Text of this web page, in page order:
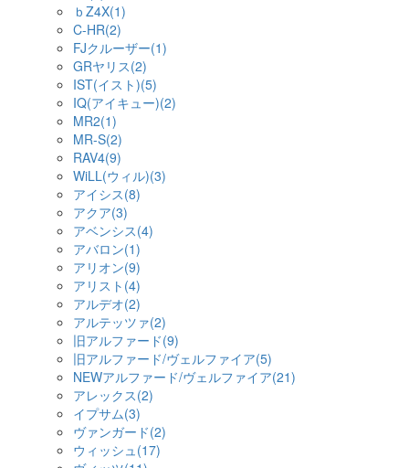
ｂZ4X(1)
C-HR(2)
FJクルーザー(1)
GRヤリス(2)
IST(イスト)(5)
IQ(アイキュー)(2)
MR2(1)
MR-S(2)
RAV4(9)
WiLL(ウィル)(3)
アイシス(8)
アクア(3)
アベンシス(4)
アバロン(1)
アリオン(9)
アリスト(4)
アルデオ(2)
アルテッツァ(2)
旧アルファード(9)
旧アルファード/ヴェルファイア(5)
NEWアルファード/ヴェルファイア(21)
アレックス(2)
イプサム(3)
ヴァンガード(2)
ウィッシュ(17)